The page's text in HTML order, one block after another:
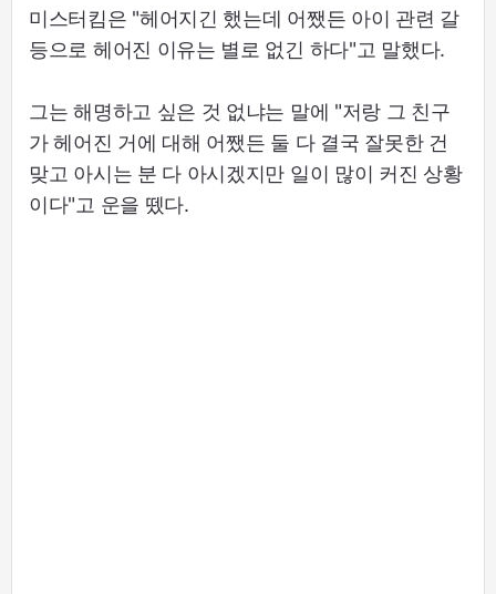
미스터킴은 "헤어지긴 했는데 어쨌든 아이 관련 갈
등으로 헤어진 이유는 별로 없긴 하다"고 말했다.
그는 해명하고 싶은 것 없냐는 말에 "저랑 그 친구
가 헤어진 거에 대해 어쨌든 둘 다 결국 잘못한 건
맞고 아시는 분 다 아시겠지만 일이 많이 커진 상황
이다"고 운을 뗐다.